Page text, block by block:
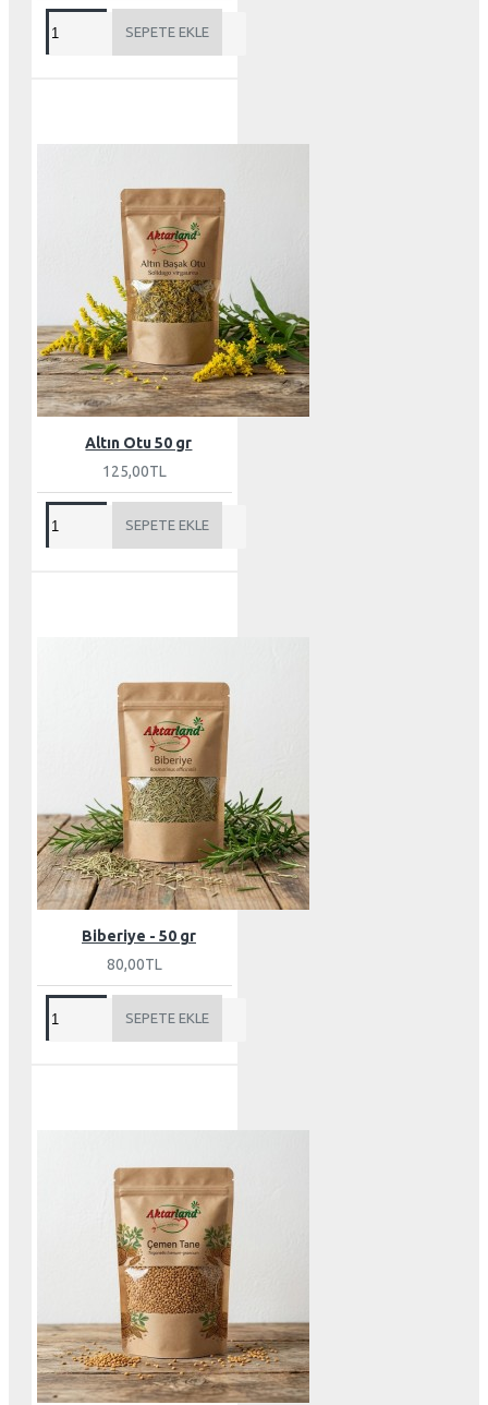
SEPETE EKLE
Altın Otu 50 gr
125,00TL
SEPETE EKLE
Biberiye - 50 gr
80,00TL
SEPETE EKLE